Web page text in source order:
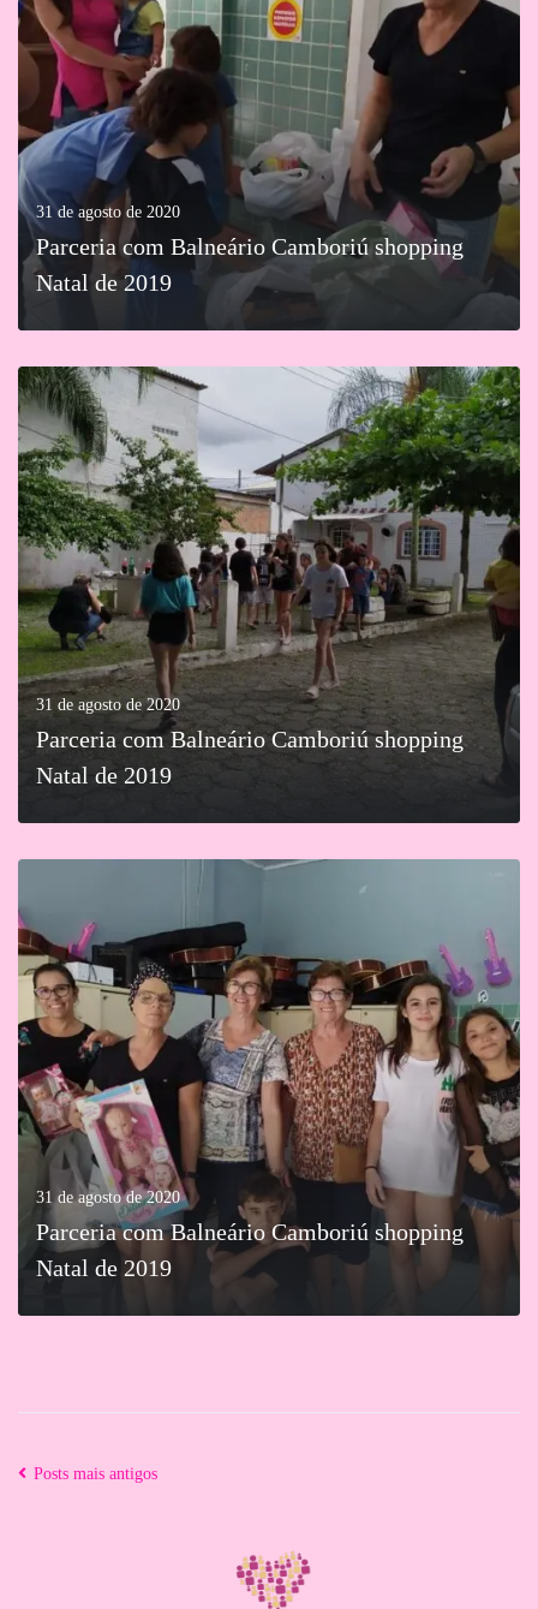
31 de agosto de 2020
Parceria com Balneário Camboriú shopping
Natal de 2019
MAIS
31 de agosto de 2020
Parceria com Balneário Camboriú shopping
Natal de 2019
MAIS
31 de agosto de 2020
Parceria com Balneário Camboriú shopping
Natal de 2019
Posts mais antigos